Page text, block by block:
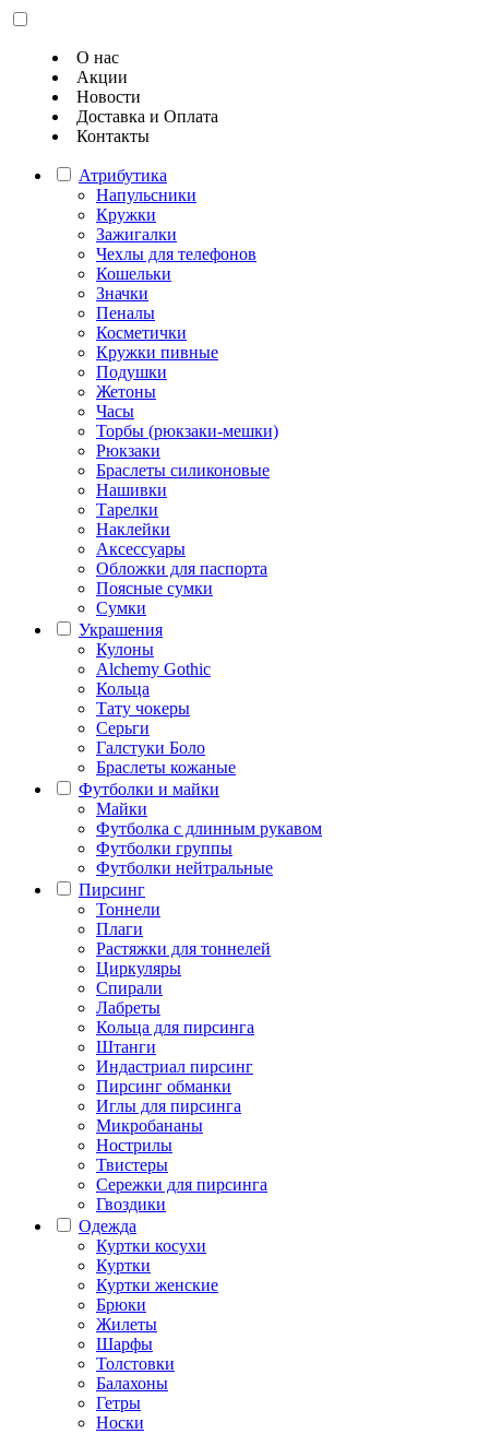
О нас
Акции
Новости
Доставка и Оплата
Контакты
Атрибутика
Напульсники
Кружки
Зажигалки
Чехлы для телефонов
Кошельки
Значки
Пеналы
Косметички
Кружки пивные
Подушки
Жетоны
Часы
Торбы (рюкзаки-мешки)
Рюкзаки
Браслеты силиконовые
Нашивки
Тарелки
Наклейки
Аксессуары
Обложки для паспорта
Поясные сумки
Сумки
Украшения
Кулоны
Alchemy Gothic
Кольца
Тату чокеры
Серьги
Галстуки Боло
Браслеты кожаные
Футболки и майки
Майки
Футболка с длинным рукавом
Футболки группы
Футболки нейтральные
Пирсинг
Тоннели
Плаги
Растяжки для тоннелей
Циркуляры
Спирали
Лабреты
Кольца для пирсинга
Штанги
Индастриал пирсинг
Пирсинг обманки
Иглы для пирсинга
Микробананы
Нострилы
Твистеры
Сережки для пирсинга
Гвоздики
Одежда
Куртки косухи
Куртки
Куртки женские
Брюки
Жилеты
Шарфы
Толстовки
Балахоны
Гетры
Носки